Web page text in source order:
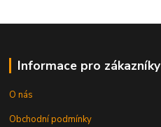
Informace pro zákazníky
O nás
Obchodní podmínky